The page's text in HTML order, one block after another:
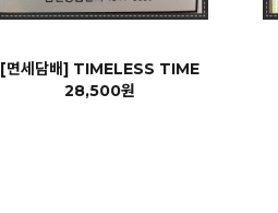
[면세담배] TIMELESS TIME
28,500원